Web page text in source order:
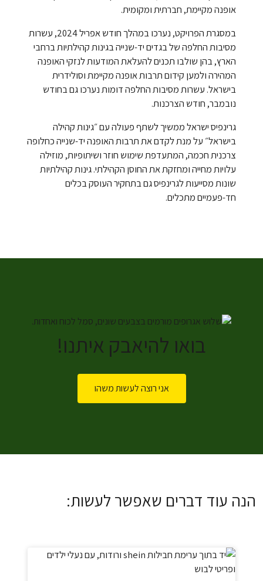
אופנה מקיימת, חברתית ומקומית.
במסגרת הפרויקט, נערכו במהלך חודש אפריל 2024, עשרות
מסיבות החלפה של בגדים יד-שנייה בגינות קהילתיות ברחבי
הארץ, בהן שולבו תכנים להעלאת המודעות לנזקי האופנה
המהירה ולמען קידום תרבות אופנה מקיימת וסולידרית
בישראל. עשרות מסיבות החלפה דומות נערכו גם בחודש
נובמבר, חודש הצרכנות.
גרינפיס ישראל ממשיך לשתף פעולה עם ״גינות קהילה
בישראל״ על מנת לקדם את תרבות האופנה יד-שנייה כחלופה
צרכנית חכמה, המתעדפת שימוש חוזר ושיתופיות, מוזילה
עלויות מחייה ומחזקת את החוסן הקהילתי. גינות קהילתיות
שונות מסייעות לגרינפיס גם בתחקיר העוסק בכלים
חד-פעמיים מתכלים.
בואו להיאבק איתנו!
אני רוצה לעשות משהו
הנה עוד דברים שאפשר לעשות: